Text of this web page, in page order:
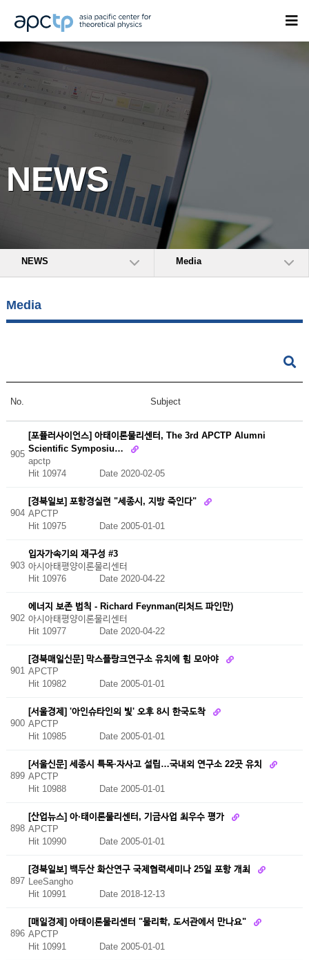
NEWS
NEWS Media
Media
No. Subject
905
[포퓰러사이언스] 아태이론물리센터, The 3rd APCTP Alumni
Scientific Symposiu…
apctp
Hit 10974 Date 2020-02-05
904
[경북일보] 포항경실련 "세종시, 지방 죽인다"
APCTP
Hit 10975
Date 2005-01-01
903
입자가속기의 재구성 #3
아시아태평양이론물리센터
Hit 10976 Date 2020-04-22
902
에너지 보존 법칙 - Richard Feynman(리처드 파인만)
아시아태평양이론물리센터
Hit 10977 Date 2020-04-22
901
[경북매일신문] 막스플랑크연구소 유치에 힘 모아야
APCTP
Hit 10982
Date 2005-01-01
900
[서울경제] '아인슈타인의 빛' 오후 8시 한국도착
APCTP
Hit 10985
Date 2005-01-01
899
[서울신문] 세종시 특목·자사고 설립…국내외 연구소 22곳 유치
APCTP
Hit 10988
Date 2005-01-01
898
[산업뉴스] 아·태이론물리센터, 기금사업 최우수 평가
APCTP
Hit 10990
Date 2005-01-01
897
[경북일보] 백두산 화산연구 국제협력세미나 25일 포항 개최
LeeSangho
Hit 10991
Date 2018-12-13
896
[매일경제] 아태이론물리센터 "물리학, 도서관에서 만나요"
APCTP
Hit 10991
Date 2005-01-01